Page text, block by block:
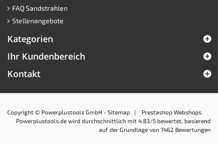
FAQ Sandstrahlen
Stellenangebote
Kategorien
Ihr Kundenbereich
Kontakt
Copyright © Powerplustools GmbH - Sitemap | Prestashop Webshops
Powerplustools.de wird durchschnittlich mit 4.83 /5 bewertet, basierend
auf der Grundlage von 7462 Bewertungen